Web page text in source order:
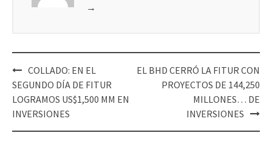
→
Post
navigation
COLLADO: EN EL
SEGUNDO DÍA DE FITUR
LOGRAMOS US$1,500 MM EN
INVERSIONES
EL BHD CERRÓ LA FITUR CON
PROYECTOS DE 144,250
MILLONES… DE
INVERSIONES